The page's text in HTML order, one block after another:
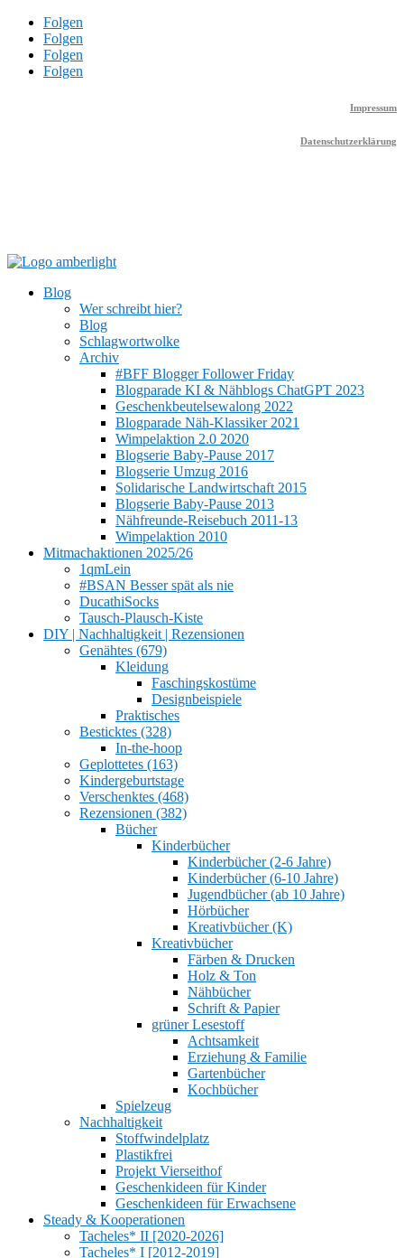
Folgen
Folgen
Folgen
Folgen
Impressum
Datenschutzerklärung
Blog
Wer schreibt hier?
Blog
Schlagwortwolke
Archiv
#BFF Blogger Follower Friday
Blogparade KI & Nähblogs ChatGPT 2023
Geschenkbeutelsewalong 2022
Blogparade Näh-Klassiker 2021
Wimpelaktion 2.0 2020
Blogserie Baby-Pause 2017
Blogserie Umzug 2016
Solidarische Landwirtschaft 2015
Blogserie Baby-Pause 2013
Nähfreunde-Reisebuch 2011-13
Wimpelaktion 2010
Mitmachaktionen 2025/26
1qmLein
#BSAN Besser spät als nie
DucathiSocks
Tausch-Plausch-Kiste
DIY | Nachhaltigkeit | Rezensionen
Genähtes (679)
Kleidung
Faschingskostüme
Designbeispiele
Praktisches
Besticktes (328)
In-the-hoop
Geplottetes (163)
Kindergeburtstage
Verschenktes (468)
Rezensionen (382)
Bücher
Kinderbücher
Kinderbücher (2-6 Jahre)
Kinderbücher (6-10 Jahre)
Jugendbücher (ab 10 Jahre)
Hörbücher
Kreativbücher (K)
Kreativbücher
Färben & Drucken
Holz & Ton
Nähbücher
Schrift & Papier
grüner Lesestoff
Achtsamkeit
Erziehung & Familie
Gartenbücher
Kochbücher
Spielzeug
Nachhaltigkeit
Stoffwindelplatz
Plastikfrei
Projekt Vierseithof
Geschenkideen für Kinder
Geschenkideen für Erwachsene
Steady & Kooperationen
Tacheles* II [2020-2026]
Tacheles* I [2012-2019]